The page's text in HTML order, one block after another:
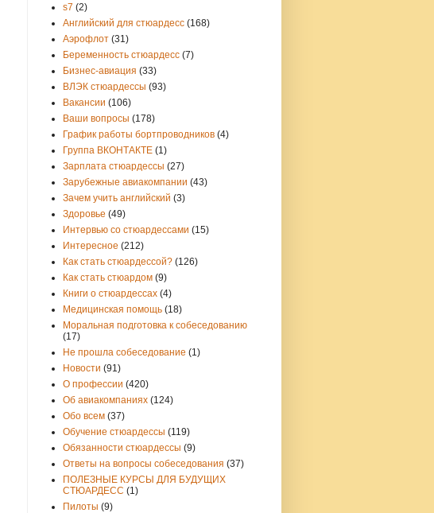
s7 (2)
Английский для стюардесс (168)
Аэрофлот (31)
Беременность стюардесс (7)
Бизнес-авиация (33)
ВЛЭК стюардессы (93)
Вакансии (106)
Ваши вопросы (178)
График работы бортпроводников (4)
Группа ВКОНТАКТЕ (1)
Зарплата стюардессы (27)
Зарубежные авиакомпании (43)
Зачем учить английский (3)
Здоровье (49)
Интервью со стюардессами (15)
Интересное (212)
Как стать стюардессой? (126)
Как стать стюардом (9)
Книги о стюардессах (4)
Медицинская помощь (18)
Моральная подготовка к собеседованию
(17)
Не прошла собеседование (1)
Новости (91)
О профессии (420)
Об авиакомпаниях (124)
Обо всем (37)
Обучение стюардессы (119)
Обязанности стюардессы (9)
Ответы на вопросы собеседования (37)
ПОЛЕЗНЫЕ КУРСЫ ДЛЯ БУДУЩИХ
СТЮАРДЕСС (1)
Пилоты (9)